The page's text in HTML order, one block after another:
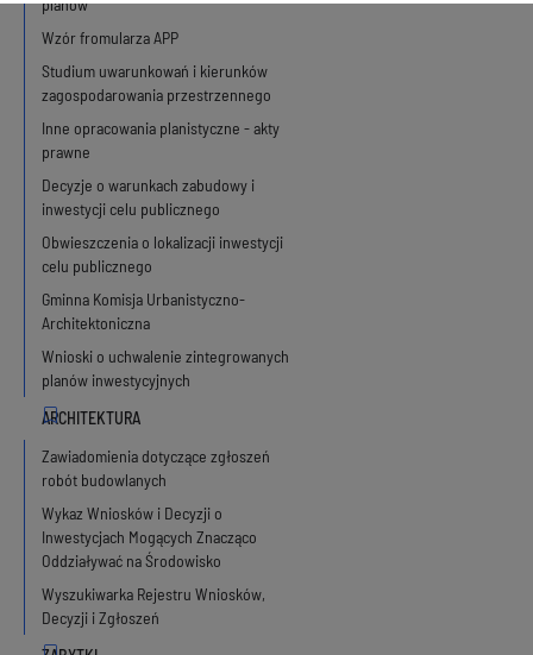
planów
Wzór fromularza APP
Studium uwarunkowań i kierunków
zagospodarowania przestrzennego
Inne opracowania planistyczne - akty
prawne
Decyzje o warunkach zabudowy i
inwestycji celu publicznego
Obwieszczenia o lokalizacji inwestycji
celu publicznego
Gminna Komisja Urbanistyczno-
Architektoniczna
Wnioski o uchwalenie zintegrowanych
planów inwestycyjnych
Zawiadomienia dotyczące zgłoszeń
robót budowlanych
Wykaz Wniosków i Decyzji o
Inwestycjach Mogących Znacząco
Oddziaływać na Środowisko
Wyszukiwarka Rejestru Wniosków,
Decyzji i Zgłoszeń